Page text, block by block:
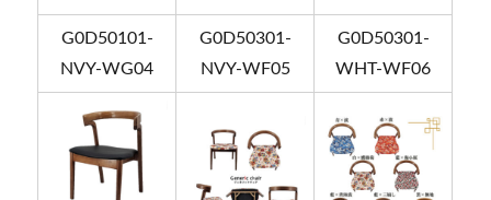
G0D50101-
NVY-WG04
G0D50301-
NVY-WF05
G0D50301-
WHT-WF06